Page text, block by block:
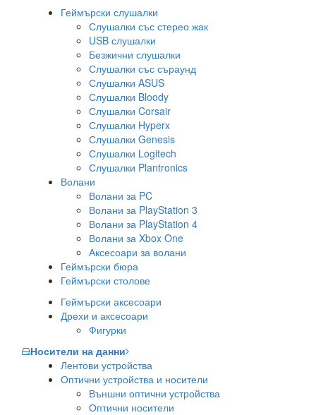
Геймърски слушалки
Слушалки със стерео жак
USB слушалки
Безжични слушалки
Слушалки със съраунд
Слушалки ASUS
Слушалки Bloody
Слушалки Corsair
Слушалки Hyperx
Слушалки Genesis
Слушалки Logitech
Слушалки Plantronics
Волани
Волани за PC
Волани за PlayStation 3
Волани за PlayStation 4
Волани за Xbox One
Аксесоари за волани
Геймърски бюра
Геймърски столове
Геймърски аксесоари
Дрехи и аксесоари
Фигурки
Носители на данни
Лентови устройства
Оптични устройства и носители
Външни оптични устройства
Оптични носители